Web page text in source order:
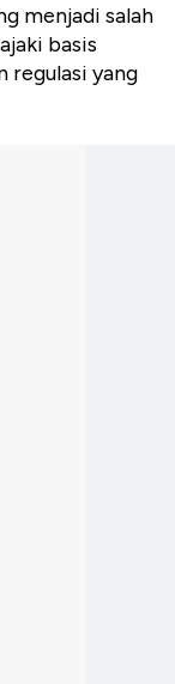
menjadi salah
basis
regulasi yang